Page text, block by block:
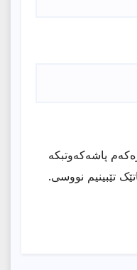
پاشەکەوتبکە
تێبینیم نووسی.